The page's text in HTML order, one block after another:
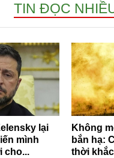
TIN ĐỌC
lại
mình
cho...
Không
bắn hạ:
thời